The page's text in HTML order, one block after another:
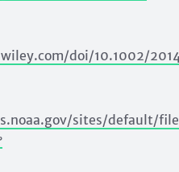
doi/10.1002/
sites/default/